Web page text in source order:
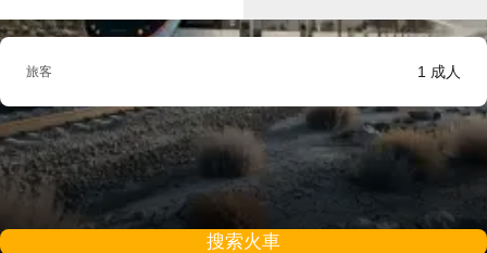
旅客 1 成人
搜索火車